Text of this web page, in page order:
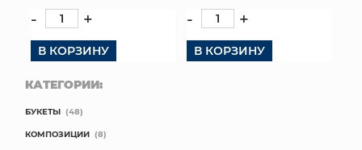
- +
В КОРЗИНУ
- +
В КОРЗИНУ
КАТЕГОРИИ:
БУКЕТЫ (48)
КОМПОЗИЦИИ (8)